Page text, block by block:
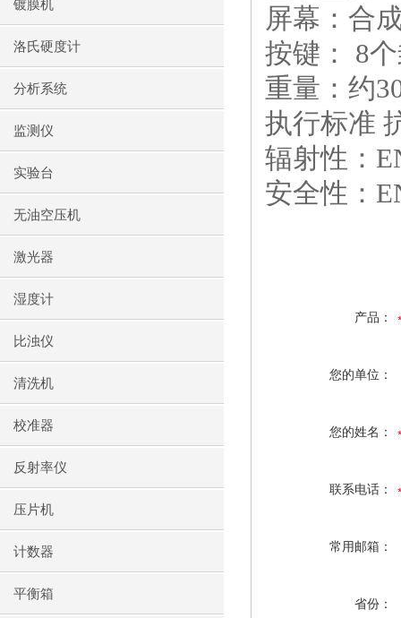
镀膜机
洛氏硬度计
分析系统
监测仪
实验台
无油空压机
激光器
湿度计
比浊仪
清洗机
校准器
反射率仪
压片机
计数器
平衡箱
屏幕：合
按键： 8
重量：约
执行标准
辐射性：
安全性：
产品：
您的单位：
您的姓名：
联系电话：
常用邮箱：
省份：